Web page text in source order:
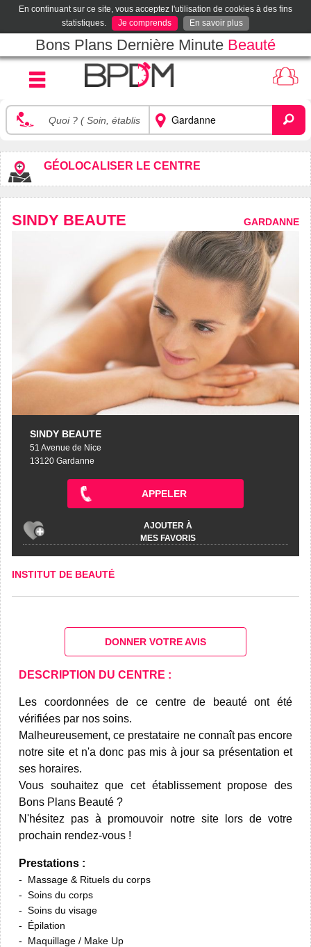
En continuant sur ce site, vous acceptez l'utilisation de cookies à des fins
statistiques.
Je comprends En savoir plus
Bons Plans Dernière Minute Beauté
GÉOLOCALISER LE CENTRE
SINDY BEAUTE GARDANNE
SINDY BEAUTE
51 Avenue de Nice
13120 Gardanne
APPELER
AJOUTER À
MES FAVORIS
INSTITUT DE BEAUTÉ
DONNER VOTRE AVIS
DESCRIPTION DU CENTRE :
Les coordonnées de ce centre de beauté ont été
vérifiées par nos soins.
Malheureusement, ce prestataire ne connaît pas encore
notre site et n'a donc pas mis à jour sa présentation et
ses horaires.
Vous souhaitez que cet établissement propose des
Bons Plans Beauté ?
N'hésitez pas à promouvoir notre site lors de votre
prochain rendez-vous !
Prestations :
Massage & Rituels du corps
Soins du corps
Soins du visage
Épilation
Maquillage / Make Up